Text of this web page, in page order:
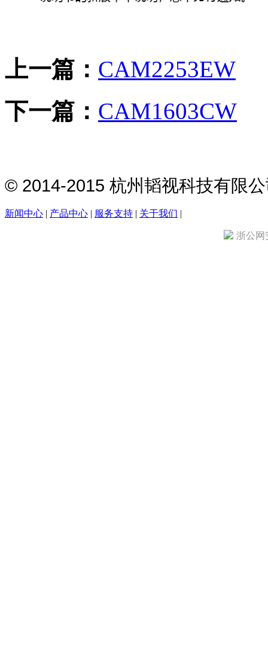
上一篇： CAM2253EW
下一篇： CAM1603CW
© 2014-2015 杭州韬视科技有限
新闻中心 | 产品中心 | 服务支持 | 关于我们 |
浙公网